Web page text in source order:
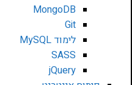
MongoDB
Git
לימוד MySQL
SASS
jQuery